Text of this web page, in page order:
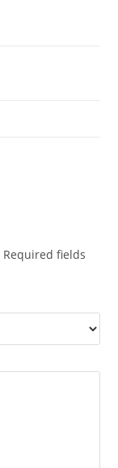
Required fields